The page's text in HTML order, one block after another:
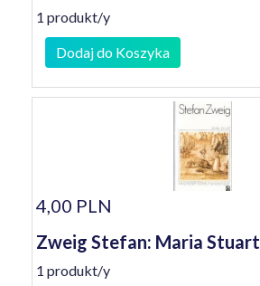
1 produkt/y
Dodaj do Koszyka
4,00 PLN
Zweig Stefan: Maria Stuart
1 produkt/y